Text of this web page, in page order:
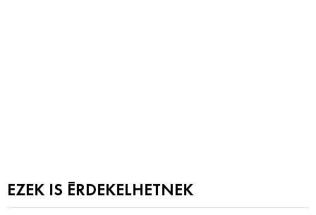
EZEK IS ÉRDEKELHETNEK